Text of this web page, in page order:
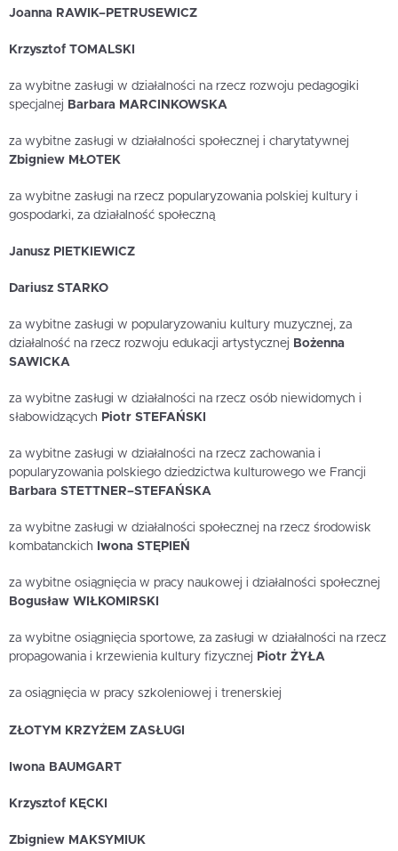
Joanna RAWIK–PETRUSEWICZ
Krzysztof TOMALSKI
za wybitne zasługi w działalności na rzecz rozwoju pedagogiki
specjalnej Barbara MARCINKOWSKA
za wybitne zasługi w działalności społecznej i charytatywnej
Zbigniew MŁOTEK
za wybitne zasługi na rzecz popularyzowania polskiej kultury i
gospodarki, za działalność społeczną
Janusz PIETKIEWICZ
Dariusz STARKO
za wybitne zasługi w popularyzowaniu kultury muzycznej, za
działalność na rzecz rozwoju edukacji artystycznej Bożenna
SAWICKA
za wybitne zasługi w działalności na rzecz osób niewidomych i
słabowidzących Piotr STEFAŃSKI
za wybitne zasługi w działalności na rzecz zachowania i
popularyzowania polskiego dziedzictwa kulturowego we Francji
Barbara STETTNER–STEFAŃSKA
za wybitne zasługi w działalności społecznej na rzecz środowisk
kombatanckich
Iwona STĘPIEŃ
za wybitne osiągnięcia w pracy naukowej i działalności społecznej
Bogusław WIŁKOMIRSKI
za wybitne osiągnięcia sportowe, za zasługi w działalności na rzecz
propagowania i krzewienia kultury fizycznej Piotr ŻYŁA
za osiągnięcia w pracy szkoleniowej i trenerskiej
ZŁOTYM KRZYŻEM ZASŁUGI
Iwona BAUMGART
Krzysztof KĘCKI
Zbigniew MAKSYMIUK